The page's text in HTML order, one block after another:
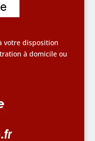
votre disposition
à domicile ou